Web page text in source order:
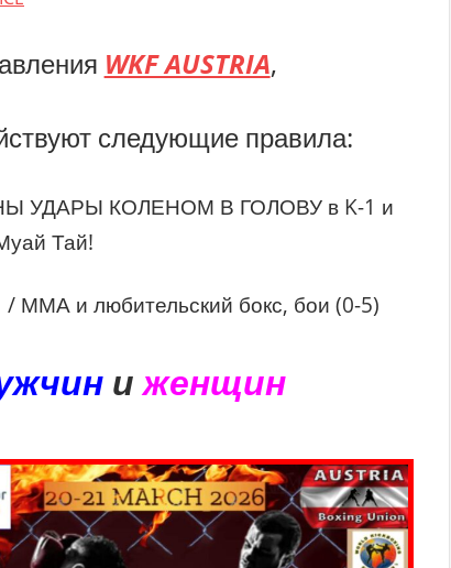
WKF AUSTRIA,
следующие правила:
УДАРЫ КОЛЕНОМ В ГОЛОВУ в K-1 и
Тай!
/ ММА и любительский бокс, бои (0-5)
иженщин